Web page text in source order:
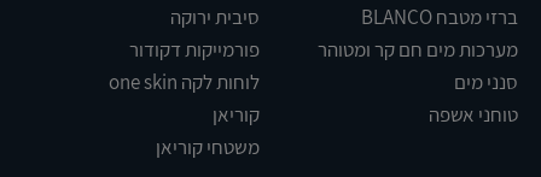
ברזי מטבח BLANCO
מערכות מים חם קר ומטוהר
סנני מים
טוחני אשפה
סיבית ירוקה
פורמייקות דקודור
לוחות לקה one skin
קוריאן
משטחי קוריאן